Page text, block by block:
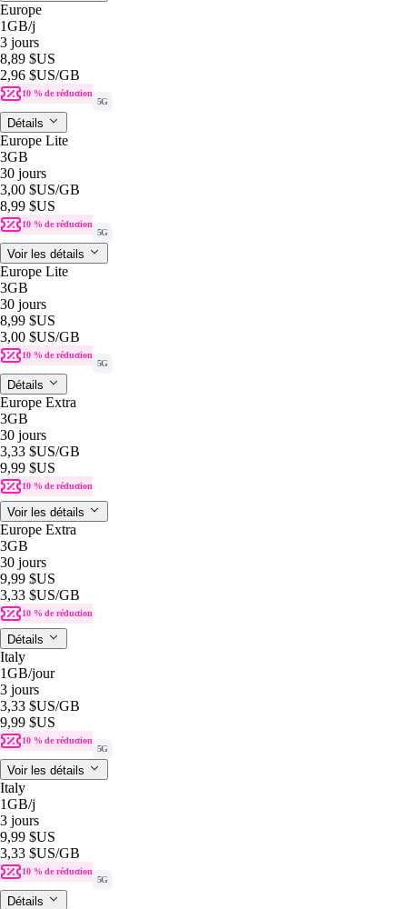
Europe
1GB/j
3 jours
8,89 $US
2,96 $US/GB
10 % de réduction
5G
Détails
Europe Lite
3GB
30 jours
3,00 $US/GB
8,99 $US
10 % de réduction
5G
Voir les détails
Europe Lite
3GB
30 jours
8,99 $US
3,00 $US/GB
10 % de réduction
5G
Détails
Europe Extra
3GB
30 jours
3,33 $US/GB
9,99 $US
10 % de réduction
Voir les détails
Europe Extra
3GB
30 jours
9,99 $US
3,33 $US/GB
10 % de réduction
Détails
Italy
1GB/jour
3 jours
3,33 $US/GB
9,99 $US
10 % de réduction
5G
Voir les détails
Italy
1GB/j
3 jours
9,99 $US
3,33 $US/GB
10 % de réduction
5G
Détails